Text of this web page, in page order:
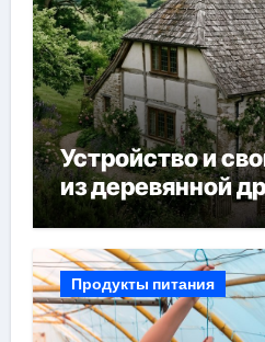
Устройство и
из деревянной
Продукты питания